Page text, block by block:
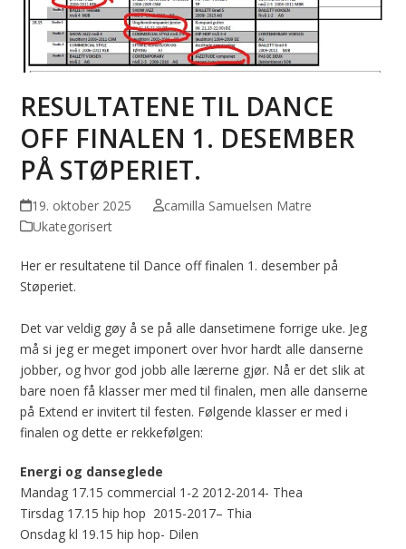
RESULTATENE TIL DANCE
OFF FINALEN 1. DESEMBER
PÅ STØPERIET.
19. oktober 2025
camilla Samuelsen Matre
Ukategorisert
Her er resultatene til Dance off finalen 1. desember på
Støperiet.
Det var veldig gøy å se på alle dansetimene forrige uke. Jeg
må si jeg er meget imponert over hvor hardt alle danserne
jobber, og hvor god jobb alle lærerne gjør. Nå er det slik at
bare noen få klasser mer med til finalen, men alle danserne
på Extend er invitert til festen. Følgende klasser er med i
finalen og dette er rekkefølgen:
Energi og danseglede
Mandag 17.15 commercial 1-2 2012-2014- Thea
Tirsdag 17.15 hip hop 2015-2017– Thia
Onsdag kl 19.15 hip hop- Dilen